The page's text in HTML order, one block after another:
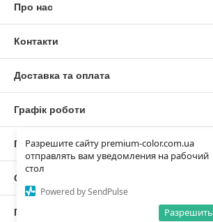
Разрешите сайту premium-color.com.ua
отправлять вам уведомления на рабочий
стол
Powered by SendPulse
Разрешить
Про нас
Контакти
Доставка та оплата
Графік роботи
Повна версія сайту
Сайт створено на маркетплейсі
Політика конфіденційності